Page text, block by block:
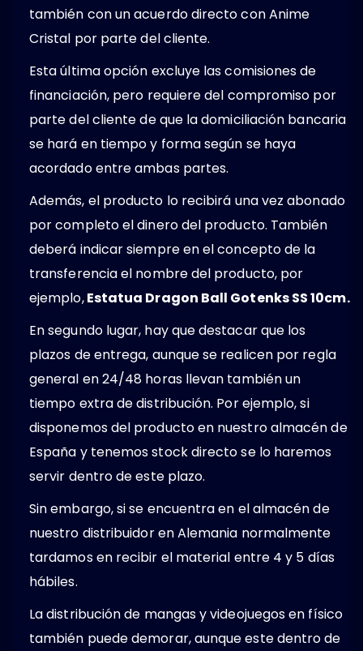
también con un acuerdo directo con Anime
Cristal por parte del cliente.
Esta última opción excluye las comisiones de
financiación, pero requiere del compromiso por
parte del cliente de que la domiciliación bancaria
se hará en tiempo y forma según se haya
acordado entre ambas partes.
Además, el producto lo recibirá una vez abonado
por completo el dinero del producto. También
deberá indicar siempre en el concepto de la
transferencia el nombre del producto, por
ejemplo,Estatua Dragon Ball Gotenks SS 10cm.
En segundo lugar, hay que destacar que los
plazos de entrega, aunque se realicen por regla
general en 24/48 horas llevan también un
tiempo extra de distribución. Por ejemplo, si
disponemos del producto en nuestro almacén de
España y tenemos stock directo se lo haremos
servir dentro de este plazo.
Sin embargo, si se encuentra en el almacén de
nuestro distribuidor en Alemania normalmente
tardamos en recibir el material entre 4 y 5 días
hábiles.
La distribución de mangas y videojuegos en físico
también puede demorar, aunque este dentro de